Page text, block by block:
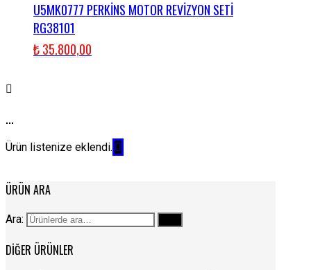
U5MK0777 PERKİNS MOTOR REVİZYON SETİ
RG38101
₺35.800,00
...
Ürün listenize eklendi.
ÜRÜN ARA
Ara:
DIĞER ÜRÜNLER